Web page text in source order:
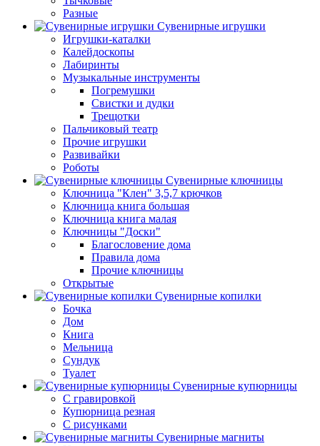
Разные
Сувенирные игрушки
Игрушки-каталки
Калейдоскопы
Лабиринты
Музыкальные инструменты
Погремушки
Свистки и дудки
Трещотки
Пальчиковый театр
Прочие игрушки
Развивайки
Роботы
Сувенирные ключницы
Ключница "Клен" 3,5,7 крючков
Ключница книга большая
Ключница книга малая
Ключницы "Доски"
Благословение дома
Правила дома
Прочие ключницы
Открытые
Сувенирные копилки
Бочка
Дом
Книга
Мельница
Сундук
Туалет
Сувенирные купюрницы
C гравировкой
Купюрница резная
С рисунками
Сувенирные магниты